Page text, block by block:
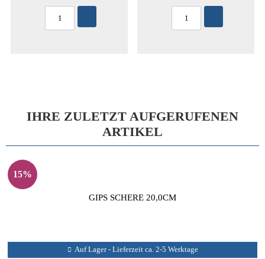
IHRE ZULETZT AUFGERUFENEN
ARTIKEL
15%
GIPS SCHERE 20,0CM
Auf Lager - Lieferzeit ca. 2-5 Werktage